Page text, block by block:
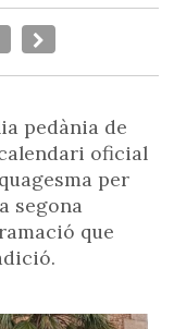
pedània de
oficial
per
segona
que